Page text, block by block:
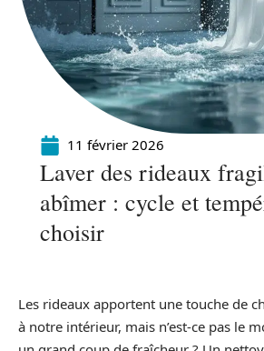
11 février 2026
Laver des rideaux
abîmer : cycle et
choisir
Les rideaux apportent une touche de
à notre intérieur, mais n’est-ce pas le